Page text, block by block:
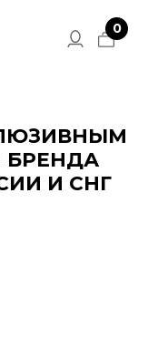
0
БРЕНДА
И СНГ